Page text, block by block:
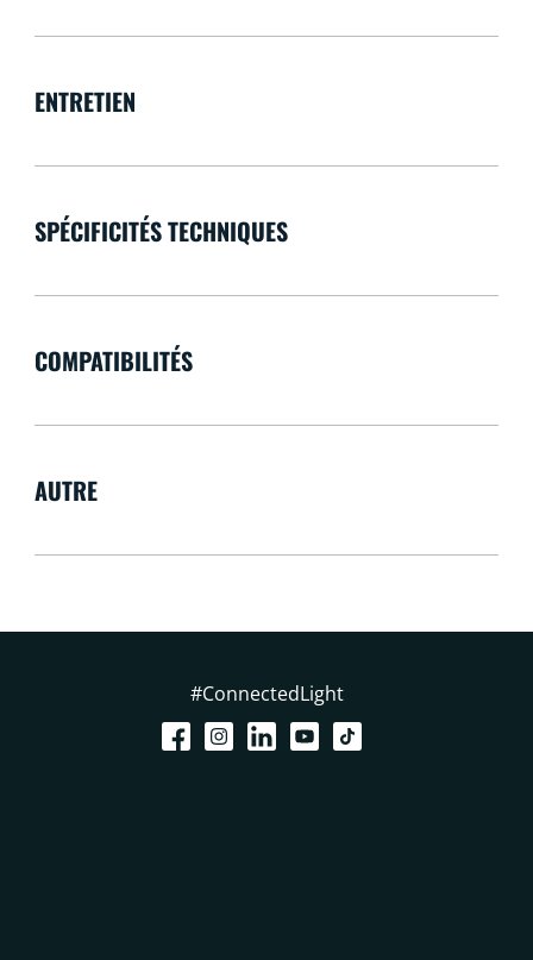
ENTRETIEN
SPÉCIFICITÉS TECHNIQUES
COMPATIBILITÉS
AUTRE
#ConnectedLight